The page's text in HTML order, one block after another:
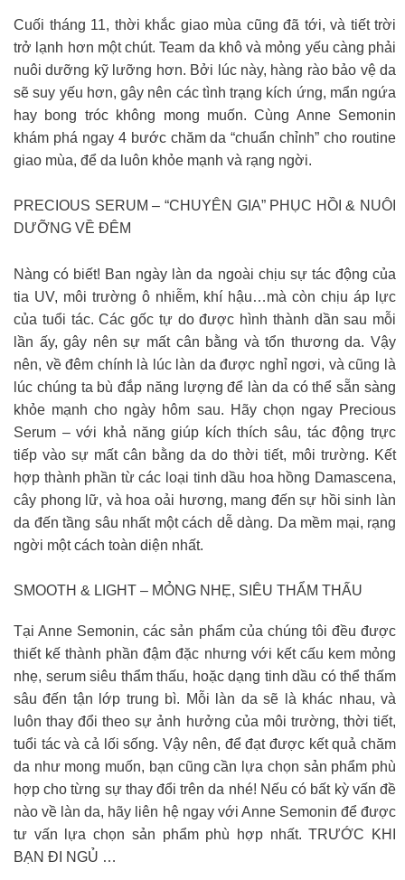
Cuối tháng 11, thời khắc giao mùa cũng đã tới, và tiết trời
trở lạnh hơn một chút. Team da khô và mỏng yếu càng phải
nuôi dưỡng kỹ lưỡng hơn. Bởi lúc này, hàng rào bảo vệ da
sẽ suy yếu hơn, gây nên các tình trạng kích ứng, mẩn ngứa
hay bong tróc không mong muốn. Cùng Anne Semonin
khám phá ngay 4 bước chăm da “chuẩn chỉnh” cho routine
giao mùa, để da luôn khỏe mạnh và rạng ngời.
PRECIOUS SERUM – “CHUYÊN GIA” PHỤC HỒI & NUÔI
DƯỠNG VỀ ĐÊM
Nàng có biết! Ban ngày làn da ngoài chịu sự tác động của
tia UV, môi trường ô nhiễm, khí hậu…mà còn chịu áp lực
của tuổi tác. Các gốc tự do được hình thành dần sau mỗi
lần ấy, gây nên sự mất cân bằng và tổn thương da. Vậy
nên, về đêm chính là lúc làn da được nghỉ ngơi, và cũng là
lúc chúng ta bù đắp năng lượng để làn da có thể sẵn sàng
khỏe mạnh cho ngày hôm sau. Hãy chọn ngay Precious
Serum – với khả năng giúp kích thích sâu, tác động trực
tiếp vào sự mất cân bằng da do thời tiết, môi trường. Kết
hợp thành phần từ các loại tinh dầu hoa hồng Damascena,
cây phong lữ, và hoa oải hương, mang đến sự hồi sinh làn
da đến tầng sâu nhất một cách dễ dàng. Da mềm mại, rạng
ngời một cách toàn diện nhất.
SMOOTH & LIGHT – MỎNG NHẸ, SIÊU THẨM THẤU
Tại Anne Semonin, các sản phẩm của chúng tôi đều được
thiết kế thành phần đậm đặc nhưng với kết cấu kem mỏng
nhẹ, serum siêu thẩm thấu, hoặc dạng tinh dầu có thể thấm
sâu đến tận lớp trung bì. Mỗi làn da sẽ là khác nhau, và
luôn thay đổi theo sự ảnh hưởng của môi trường, thời tiết,
tuổi tác và cả lối sống. Vậy nên, để đạt được kết quả chăm
da như mong muốn, bạn cũng cần lựa chọn sản phẩm phù
hợp cho từng sự thay đổi trên da nhé! Nếu có bất kỳ vấn đề
nào về làn da, hãy liên hệ ngay với Anne Semonin để được
tư vấn lựa chọn sản phẩm phù hợp nhất. TRƯỚC KHI
BẠN ĐI NGỦ …